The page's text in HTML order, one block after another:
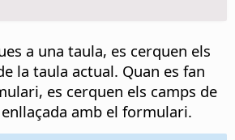
a una taula, es cerquen els
la taula actual. Quan es fan
es cerquen els camps de
amb el formulari.